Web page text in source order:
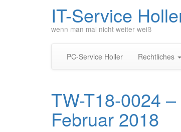
IT-Service
wenn man mal nicht weiter weiß
PC-Service Holler Rechtliches
TW-T18-0024
Februar 2018